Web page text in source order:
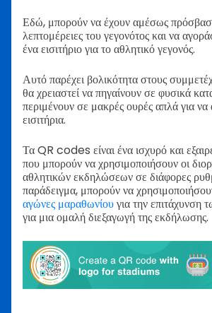
Εδώ, μπορούν να έχουν αμέσως
λεπτομέρειες του γεγονότος και να
ένα εισιτήριο για το αθλητικό γεγονός.
Αυτό παρέχει βολικότητα στους
θα χρειαστεί να πηγαίνουν σε φυσικά
περιμένουν σε μακρές ουρές απλά για
εισιτήρια.
Τα QR codes είναι ένα ισχυρό και
που μπορούν να χρησιμοποιήσουν οι
αθλητικών εκδηλώσεων σε διάφορες
παράδειγμα, μπορούν να
αγώνες μαραθωνίουγια την επιτάχυνση
για μια ομαλή διεξαγωγή της εκδήλωσης.